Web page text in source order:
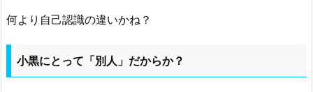
何より自己認識の違いかね？
小黒にとって「別人」だからか？